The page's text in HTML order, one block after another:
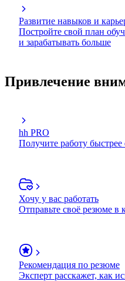
Развитие навыков и
Постройте свой план
и зарабатывать больше
Привлечение
hh PRO
Получите работу
Хочу у вас работать
Отправьте своё резюме
Рекомендация по резюме
Эксперт расскажет, как